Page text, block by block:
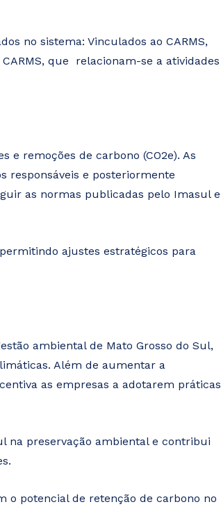
no sistema: Vinculados ao CARMS,
que relacionam-se a atividades
e remoções de carbono (CO2e). As
responsáveis e posteriormente
as normas publicadas pelo Imasul e
ajustes estratégicos para
ambiental de Mato Grosso do Sul,
Além de aumentar a
as empresas a adotarem práticas
na preservação ambiental e contribui
o potencial de retenção de carbono no